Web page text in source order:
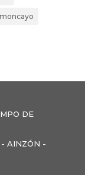
DE
AINZÓN -